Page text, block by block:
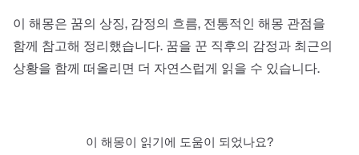
이 해몽은 꿈의 상징, 감정의 흐름, 전통적인 해몽 관점을
함께 참고해 정리했습니다. 꿈을 꾼 직후의 감정과 최근의
상황을 함께 떠올리면 더 자연스럽게 읽을 수 있습니다.
이 해몽이 읽기에 도움이 되었나요?